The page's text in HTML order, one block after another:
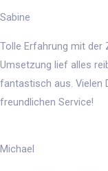
Sabine
Tolle Erfahrung mit der
Umsetzung lief alles
fantastisch aus. Vielen
freundlichen Service!
Michael